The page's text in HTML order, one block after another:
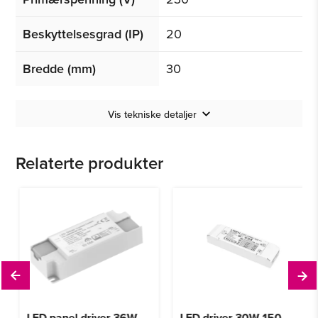
Beskyttelsesgrad (IP)
20
Bredde (mm)
30
Vis tekniske detaljer
Relaterte produkter